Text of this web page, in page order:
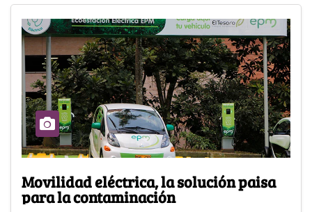
Movilidad eléctrica, la solución paisa
para la contaminación